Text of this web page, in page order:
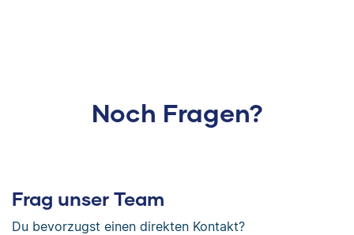
Noch Fragen?
Frag unser Team
Du bevorzugst einen direkten Kontakt?